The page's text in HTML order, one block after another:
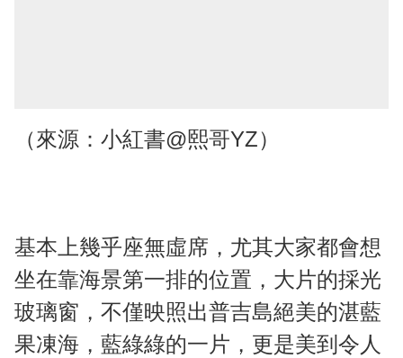
（來源：小紅書@熙哥YZ）
基本上幾乎座無虛席，尤其大家都會想
坐在靠海景第一排的位置，大片的採光
玻璃窗，不僅映照出普吉島絕美的湛藍
果凍海，藍綠綠的一片，更是美到令人